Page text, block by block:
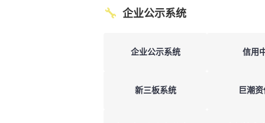
🔧 企业公示系统
企业公示系统 信用
新三板系统 巨潮